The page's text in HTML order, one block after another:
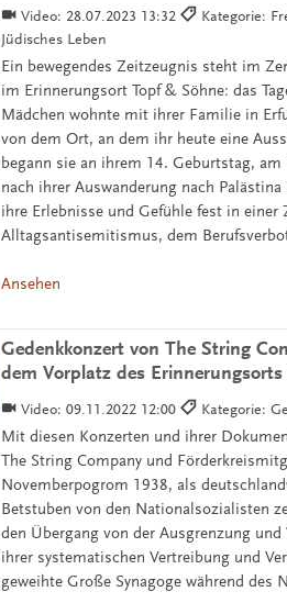
Video: 28.07.2023 13:32
Kategorie:
Jüdisches Leben
Ein bewegendes Zeitzeugnis steht im
im Erinnerungsort Topf & Söhne: das
Mädchen wohnte mit ihrer Familie in
von dem Ort, an dem ihr heute eine
begann sie an ihrem 14. Geburtstag,
nach ihrer Auswanderung nach
ihre Erlebnisse und Gefühle fest in einer
Alltagsantisemitismus, dem
Ansehen
Gedenkkonzert von The String
dem Vorplatz des
Video:09.11.2022 12:00 Kategorie:
Mit diesen Konzerten und ihrer
The String Company und
Novemberpogrom 1938, als
Betstuben von den Nationalsozialisten
den Übergang von der Ausgrenzung
ihrer systematischen Vertreibung und
geweihte Große Synagoge während des